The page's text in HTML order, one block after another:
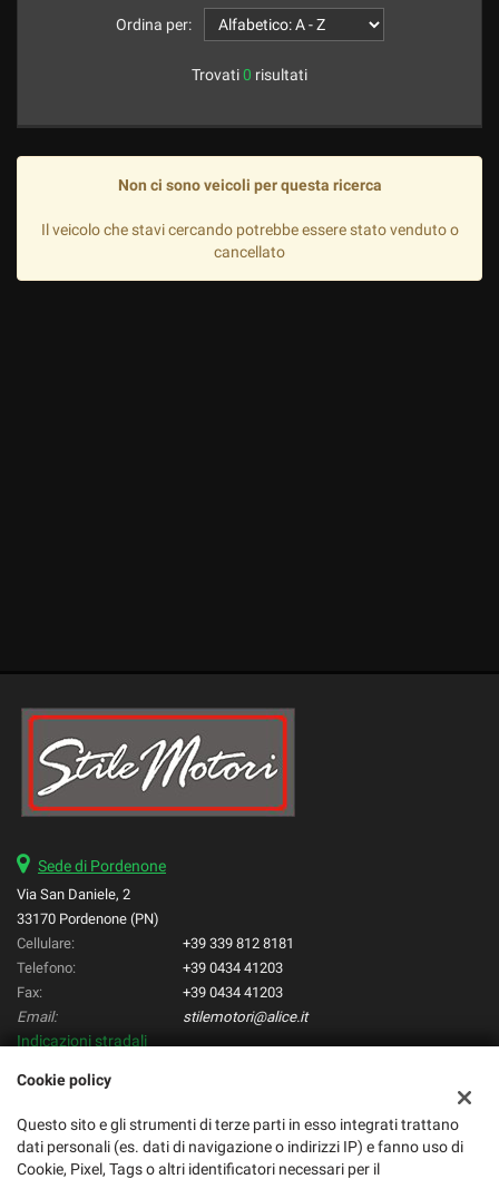
Ordina per:
Trovati0 risultati
Non ci sono veicoli per questa ricerca
Il veicolo che stavi cercando potrebbe essere stato venduto o
cancellato
Sede di Pordenone
Via San Daniele, 2
33170 Pordenone (PN)
Cellulare:
+39 339 812 8181
Telefono:
+39 0434 41203
Fax:
+39 0434 41203
Email:
stilemotori@alice.it
Indicazioni stradali
Dati fiscali:
Stilemotori di Varotto Manuele
C.F/P.IVA:01668600933
Cookie policy
Questo sito e gli strumenti di terze parti in esso integrati trattano
dati personali (es. dati di navigazione o indirizzi IP) e fanno uso di
Cookie, Pixel, Tags o altri identificatori necessari per il